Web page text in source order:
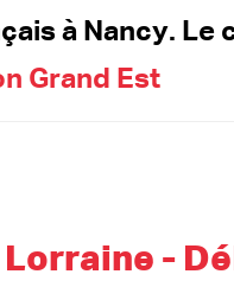
à Nancy. Le
Grand Est
-